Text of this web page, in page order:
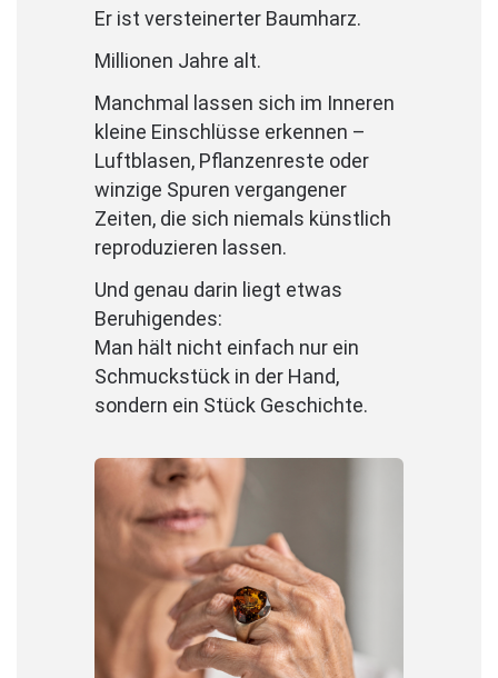
Er ist versteinerter Baumharz.
Millionen Jahre alt.
Manchmal lassen sich im Inneren
kleine Einschlüsse erkennen –
Luftblasen, Pflanzenreste oder
winzige Spuren vergangener
Zeiten, die sich niemals künstlich
reproduzieren lassen.
Und genau darin liegt etwas
Beruhigendes:
Man hält nicht einfach nur ein
Schmuckstück in der Hand,
sondern ein Stück Geschichte.